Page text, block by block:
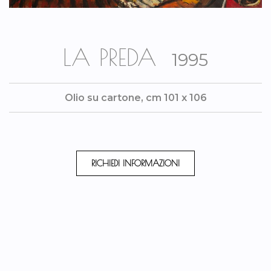
LA PREDA 1995
Olio su cartone, cm 101 x 106
RICHIEDI INFORMAZIONI